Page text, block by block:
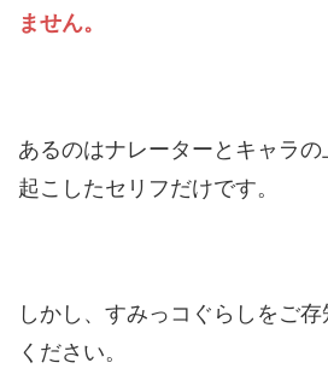
ません。
あるのはナレーターとキャラ
起こしたセリフだけです。
しかし、すみっコぐらしをご
ください。